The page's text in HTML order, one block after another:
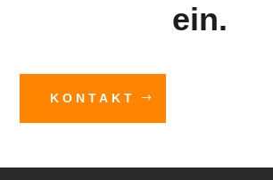
ein.
KONTAKT